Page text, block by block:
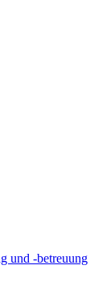
und -betreuung